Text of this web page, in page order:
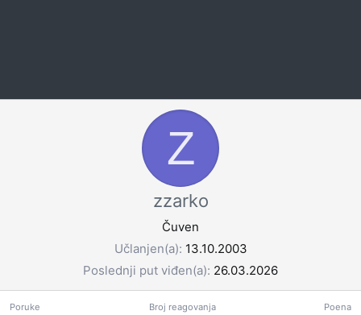
Z
zzarko
Čuven
Učlanjen(a) 13.10.2003
Poslednji put viđen(a) 26.03.2026
Poruke Broj reagovanja Poena